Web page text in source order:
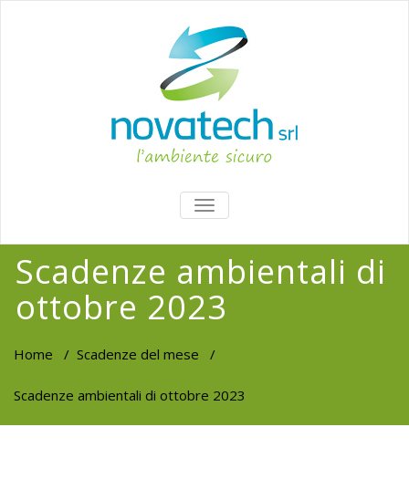
TOGGLE
NAVIGATION
Scadenze ambientali di
ottobre 2023
Home / Scadenze del mese /
Scadenze ambientali di ottobre 2023